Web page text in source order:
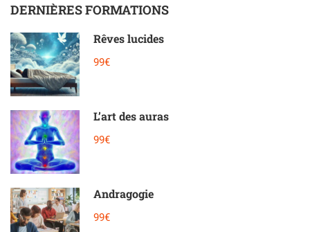
DERNIÈRES FORMATIONS
Rêves lucides
99€
L’art des auras
99€
Andragogie
99€